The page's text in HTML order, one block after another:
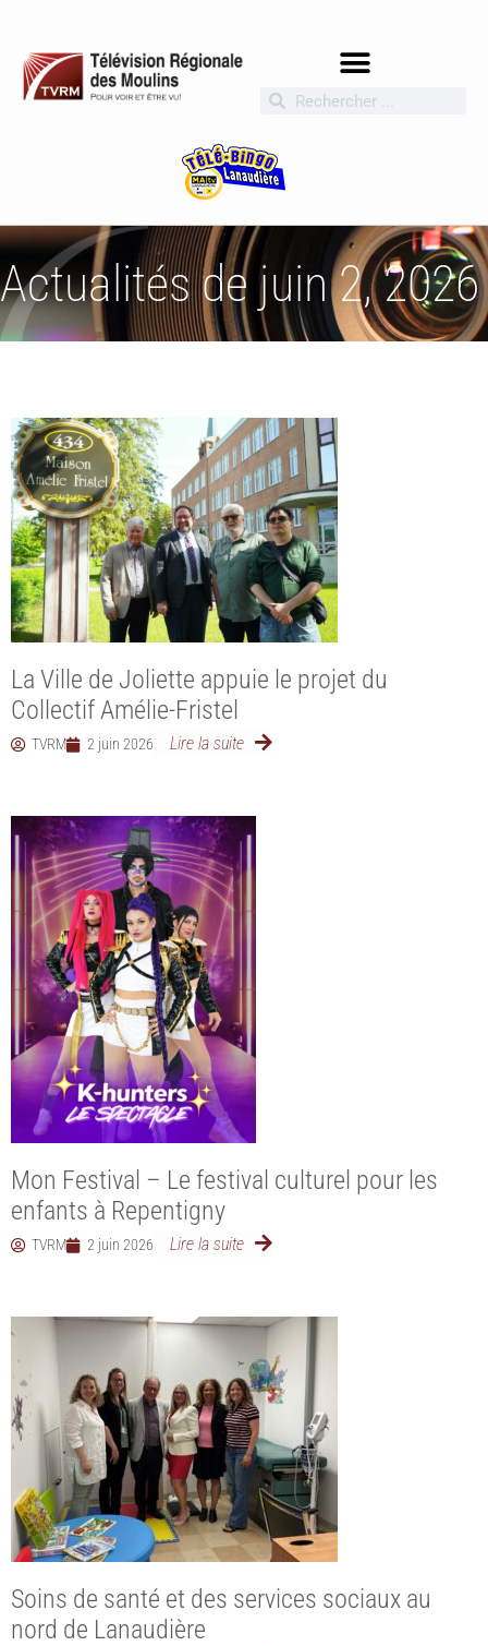
Actualités de juin 2, 2026
La Ville de Joliette appuie le projet du
Collectif Amélie-Fristel
TVRM 2 juin 2026 Lire la suite
Mon Festival – Le festival culturel pour les
enfants à Repentigny
TVRM 2 juin 2026 Lire la suite
Soins de santé et des services sociaux au
nord de Lanaudière